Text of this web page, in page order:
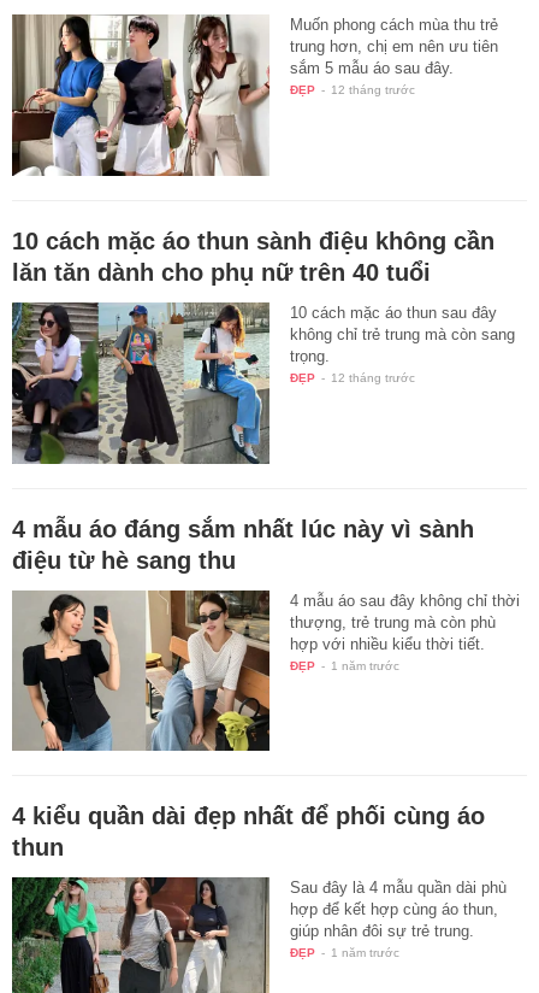
Muốn phong cách mùa thu trẻ
trung hơn, chị em nên ưu tiên
sắm 5 mẫu áo sau đây.
ĐẸP - 12 tháng trước
10 cách mặc áo thun sành điệu không cần
lăn tăn dành cho phụ nữ trên 40 tuổi
10 cách mặc áo thun sau đây
không chỉ trẻ trung mà còn sang
trọng.
ĐẸP - 12 tháng trước
4 mẫu áo đáng sắm nhất lúc này vì sành
điệu từ hè sang thu
4 mẫu áo sau đây không chỉ thời
thượng, trẻ trung mà còn phù
hợp với nhiều kiểu thời tiết.
ĐẸP - 1 năm trước
4 kiểu quần dài đẹp nhất để phối cùng áo
thun
Sau đây là 4 mẫu quần dài phù
hợp để kết hợp cùng áo thun,
giúp nhân đôi sự trẻ trung.
ĐẸP - 1 năm trước